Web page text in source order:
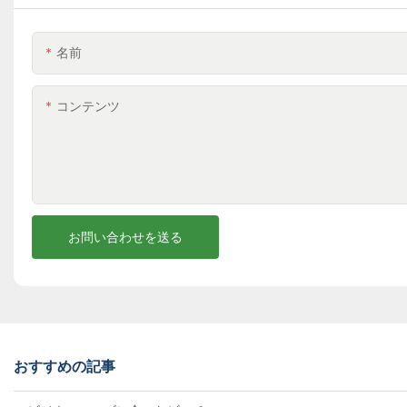
名前
コンテンツ
お問い合わせを送る
おすすめの記事